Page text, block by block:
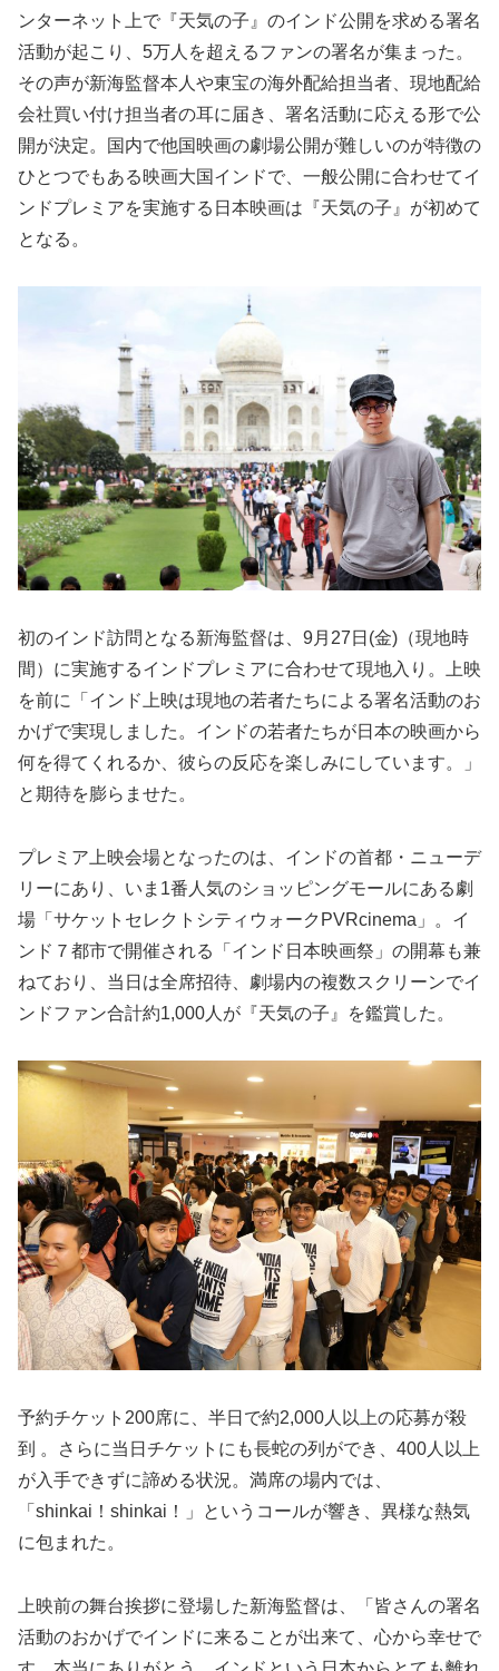
ンターネット上で『天気の子』のインド公開を求める署名
活動が起こり、5万人を超えるファンの署名が集まった。
その声が新海監督本人や東宝の海外配給担当者、現地配給
会社買い付け担当者の耳に届き、署名活動に応える形で公
開が決定。国内で他国映画の劇場公開が難しいのが特徴の
ひとつでもある映画大国インドで、一般公開に合わせてイ
ンドプレミアを実施する日本映画は『天気の子』が初めて
となる。
初のインド訪問となる新海監督は、9月27日(金)（現地時
間）に実施するインドプレミアに合わせて現地入り。上映
を前に「インド上映は現地の若者たちによる署名活動のお
かげで実現しました。インドの若者たちが日本の映画から
何を得てくれるか、彼らの反応を楽しみにしています。」
と期待を膨らませた。
プレミア上映会場となったのは、インドの首都・ニューデ
リーにあり、いま1番人気のショッピングモールにある劇
場「サケットセレクトシティウォークPVRcinema」。イ
ンド７都市で開催される「インド日本映画祭」の開幕も兼
ねており、当日は全席招待、劇場内の複数スクリーンでイ
ンドファン合計約1,000人が『天気の子』を鑑賞した。
予約チケット200席に、半日で約2,000人以上の応募が殺
到 。さらに当日チケットにも長蛇の列ができ、400人以上
が入手できずに諦める状況。満席の場内では、
「shinkai！shinkai！」というコールが響き、異様な熱気
に包まれた。
上映前の舞台挨拶に登場した新海監督は、「皆さんの署名
活動のおかげでインドに来ることが出来て、心から幸せで